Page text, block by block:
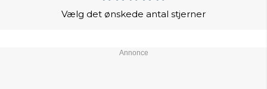
Vælg det ønskede antal stjerner